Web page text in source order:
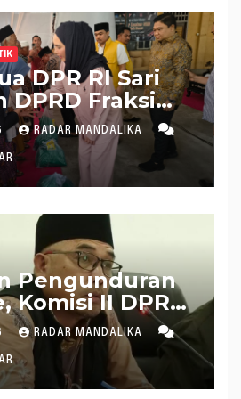
DPR RI Sari
DPRD Fraksi
Ratusan Unit
RADAR MANDALIKA
Pengunduran
Komisi II DPRD
Kinerjanya
Tripat
RADAR MANDALIKA